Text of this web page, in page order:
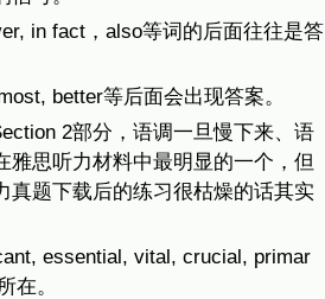
in fact，also等词的后面往往是答
better等后面会出现答案。
2部分，语调一旦慢下来、语
思听力材料中最明显的一个，但
真题下载后的练习很枯燥的话其实
essential, vital, crucial, primar
在。